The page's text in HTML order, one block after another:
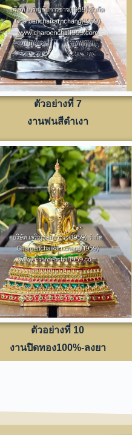
ตัวอย่างที่ 7
งานพ่นสีดำเงา
ตัวอย่างที่ 10
งานปิดทอง100%-ลงยา